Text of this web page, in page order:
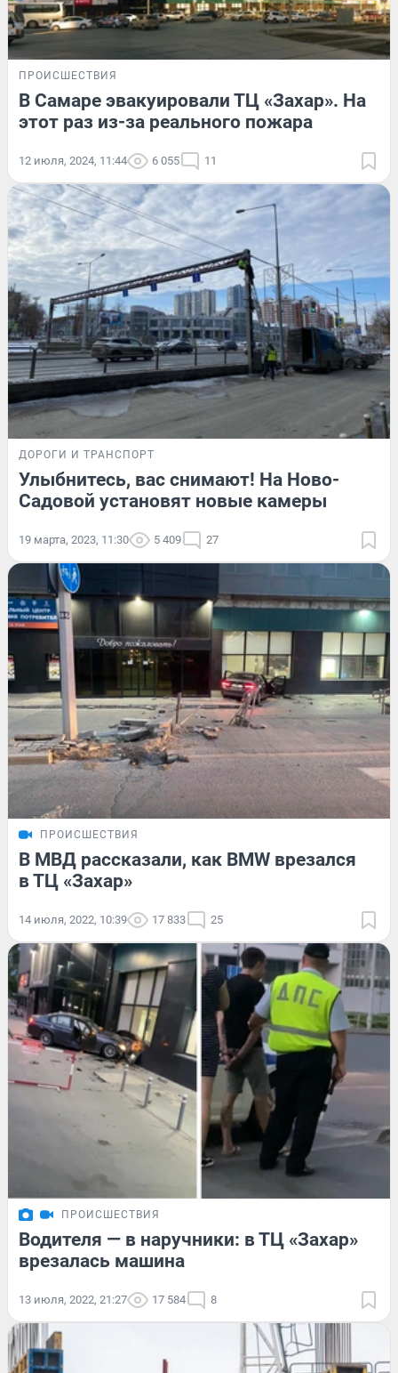
ПРОИСШЕСТВИЯ
В Самаре эвакуировали ТЦ «Захар». На
этот раз из-за реального пожара
12 июля, 2024, 11:44 6 055 11
ДОРОГИ И ТРАНСПОРТ
Улыбнитесь, вас снимают! На Ново-
Садовой установят новые камеры
19 марта, 2023, 11:30 5 409 27
ПРОИСШЕСТВИЯ
В МВД рассказали, как BMW врезался
в ТЦ «Захар»
14 июля, 2022, 10:39 17 833 25
ПРОИСШЕСТВИЯ
Водителя — в наручники: в ТЦ «Захар»
врезалась машина
13 июля, 2022, 21:27 17 584 8